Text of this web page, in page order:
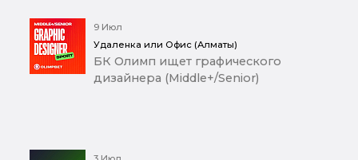
9 Июл
Удаленка или Офис (Алматы)
БК Олимп ищет графического
дизайнера (Middle+/Senior)